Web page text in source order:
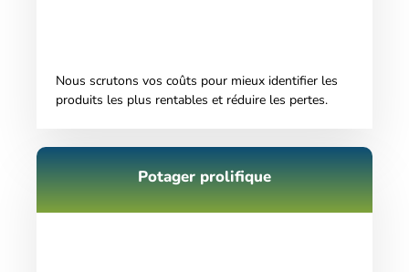
Nous scrutons vos coûts pour mieux identifier les
produits les plus rentables et réduire les pertes.
Potager prolifique